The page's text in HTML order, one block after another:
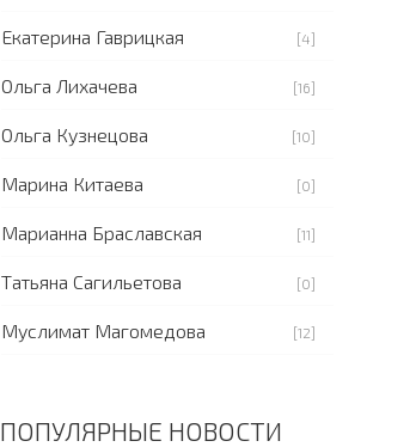
Екатерина Гаврицкая [4]
Ольга Лихачева [16]
Ольга Кузнецова [10]
Марина Китаева [0]
Марианна Браславская [11]
Татьяна Сагильетова [0]
Муслимат Магомедова [12]
ПОПУЛЯРНЫЕ НОВОСТИ